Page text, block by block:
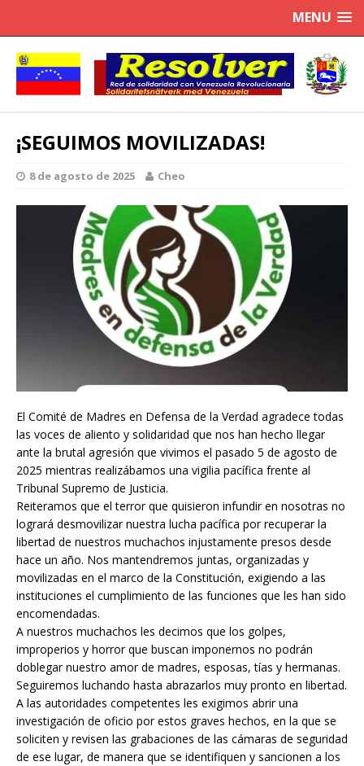
MENU
¡SEGUIMOS MOVILIZADAS!
8 de agosto de 2025 Cheo
El Comité de Madres en Defensa de la Verdad agradece todas
las voces de aliento y solidaridad que nos han hecho llegar
ante la brutal agresión que vivimos el pasado 5 de agosto de
2025 mientras realizábamos una vigilia pacífica frente al
Tribunal Supremo de Justicia.
Reiteramos que el terror que quisieron infundir en nosotras no
logrará desmovilizar nuestra lucha pacífica por recuperar la
libertad de nuestros muchachos injustamente presos desde
hace un año. Nos mantendremos juntas, organizadas y
movilizadas en el marco de la Constitución, exigiendo a las
instituciones el cumplimiento de las funciones que les han sido
encomendadas.
A nuestros muchachos les decimos que los golpes,
improperios y horror que buscan imponernos no podrán
doblegar nuestro amor de madres, esposas, tías y hermanas.
Seguiremos luchando hasta abrazarlos muy pronto en libertad.
A las autoridades competentes les exigimos abrir una
investigación de oficio por estos graves hechos, en la que se
soliciten y revisen las grabaciones de las cámaras de seguridad
de ese lugar, de manera que se identifiquen y sancionen a los